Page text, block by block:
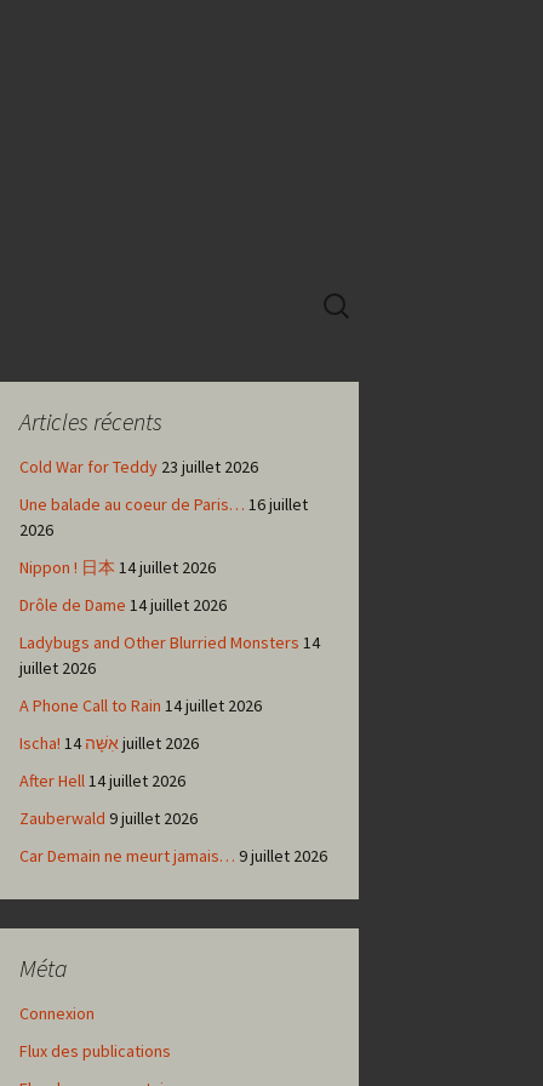
Rechercher :
Articles récents
Cold War for Teddy 23 juillet 2026
Une balade au coeur de Paris… 16 juillet
2026
Nippon ! 日本 14 juillet 2026
Drôle de Dame 14 juillet 2026
Ladybugs and Other Blurried Monsters 14
juillet 2026
A Phone Call to Rain 14 juillet 2026
Ischa! אִשָּׁה14 juillet 2026
After Hell14 juillet 2026
Zauberwald 9 juillet 2026
Car Demain ne meurt jamais… 9 juillet 2026
Méta
Connexion
Flux des publications